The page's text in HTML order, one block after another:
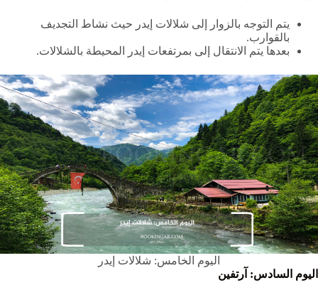
يتم التوجه بالزوار إلى شلالات إيدر حيث نشاط التجديف
بالقوارب.
بعدها يتم الانتقال إلى بمرتفعات إيدر المحيطة بالشلالات.
اليوم الخامس: شلالات إيدر
اليوم السادس: آرتفين